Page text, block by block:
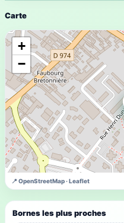
Carte
+
−
📍 OpenStreetMap · Leaflet
Bornes les plus proches